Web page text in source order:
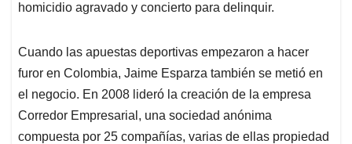
homicidio agravado y concierto para delinquir.
Cuando las apuestas deportivas empezaron a hacer
furor en Colombia, Jaime Esparza también se metió en
el negocio. En 2008 lideró la creación de la empresa
Corredor Empresarial, una sociedad anónima
compuesta por 25 compañías, varias de ellas propiedad